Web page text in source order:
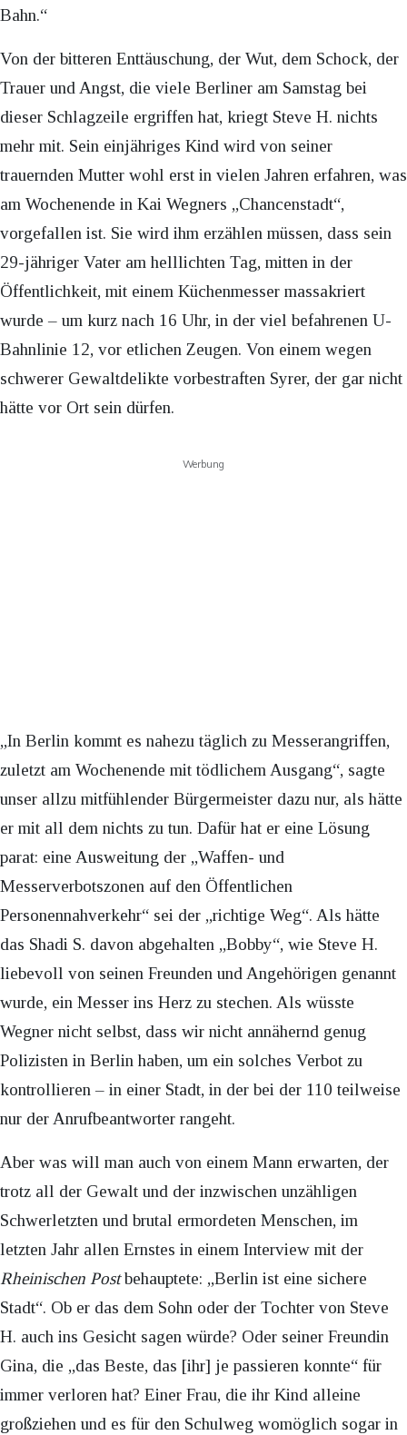
Bahn.“
Von der bitteren Enttäuschung, der Wut, dem Schock, der
Trauer und Angst, die viele Berliner am Samstag bei
dieser Schlagzeile ergriffen hat, kriegt Steve H. nichts
mehr mit. Sein einjähriges Kind wird von seiner
trauernden Mutter wohl erst in vielen Jahren erfahren, was
am Wochenende in Kai Wegners „Chancenstadt“,
vorgefallen ist. Sie wird ihm erzählen müssen, dass sein
29-jähriger Vater am helllichten Tag, mitten in der
Öffentlichkeit, mit einem Küchenmesser massakriert
wurde – um kurz nach 16 Uhr, in der viel befahrenen U-
Bahnlinie 12, vor etlichen Zeugen. Von einem wegen
schwerer Gewaltdelikte vorbestraften Syrer, der gar nicht
hätte vor Ort sein dürfen.
Werbung
„In Berlin kommt es nahezu täglich zu Messerangriffen,
zuletzt am Wochenende mit tödlichem Ausgang“, sagte
unser allzu mitfühlender Bürgermeister dazu nur, als hätte
er mit all dem nichts zu tun. Dafür hat er eine Lösung
parat: eine Ausweitung der „Waffen- und
Messerverbotszonen auf den Öffentlichen
Personennahverkehr“ sei der „richtige Weg“. Als hätte
das Shadi S. davon abgehalten „Bobby“, wie Steve H.
liebevoll von seinen Freunden und Angehörigen genannt
wurde, ein Messer ins Herz zu stechen. Als wüsste
Wegner nicht selbst, dass wir nicht annähernd genug
Polizisten in Berlin haben, um ein solches Verbot zu
kontrollieren – in einer Stadt, in der bei der 110 teilweise
nur der Anrufbeantworter rangeht.
Aber was will man auch von einem Mann erwarten, der
trotz all der Gewalt und der inzwischen unzähligen
Schwerletzten und brutal ermordeten Menschen, im
letzten Jahr allen Ernstes in einem Interview mit der
Rheinischen Postbehauptete: „Berlin ist eine sichere
Stadt“. Ob er das dem Sohn oder der Tochter von Steve
H. auch ins Gesicht sagen würde? Oder seiner Freundin
Gina, die „das Beste, das [ihr] je passieren konnte“ für
immer verloren hat? Einer Frau, die ihr Kind alleine
großziehen und es für den Schulweg womöglich sogar in